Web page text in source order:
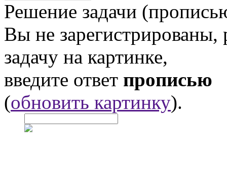
Решение задачи
Вы не
задачу на картинке,
введите ответ прописью
(обновить картинку).